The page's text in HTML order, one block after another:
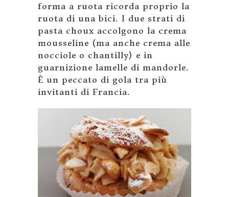
forma a ruota ricorda proprio la
ruota di una bici. I due strati di
pasta choux accolgono la crema
mousseline (ma anche crema alle
nocciole o chantilly) e in
guarnizione lamelle di mandorle.
È un peccato di gola tra più
invitanti di Francia.